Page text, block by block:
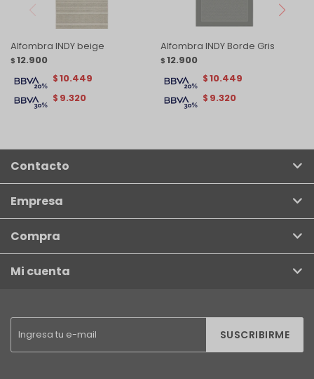
Alfombra INDY beige
$ 12.900
$ 9.320
$10.449
Alfombra INDY Borde Gris
$ 12.900
$ 9.320
$10.449
SUSCRIBIRME
Contacto
Empresa
Compra
Mi cuenta